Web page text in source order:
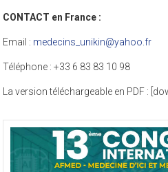
CONTACT en France :
Email : medecins_unikin@yahoo.fr
Téléphone : +33 6 83 83 10 98
La version téléchargeable en PDF :